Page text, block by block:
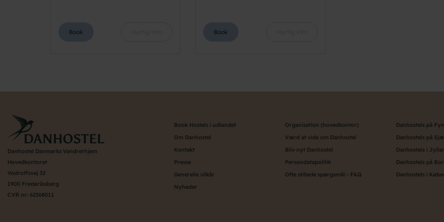
Book Book
Danhostel Danmarks Vandrerhjem
Hovedkontoret
Vodroffsvej 32
1900 Frederiksberg
CVR nr: 62568011
Book Hostels i udlandet
Om Danhostel
Kontakt
Presse
Generelle vilkår
Nyheder
Organisation (hovedkontor)
Værd at vide om Danhostel
Bliv nyt Danhostel
Persondatapolitik
Ofte stillede spørgsmål - FAQ
Danhostels på Fyn
Danhostels på
Danhostels i
Danhostels på
Danhostels i